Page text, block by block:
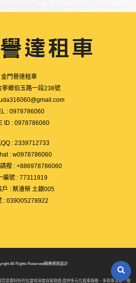
金門譽達租車
寧鄉伯玉路一段238號
: 0978786060
ID : 0978786060
: 2339712733
: w0978786060
撥 : +886978786060
編號 : 77311919
戶 : 蔡濬榮 土銀005
: 039005278922
All Rights Reserved蘋果網頁設計
好的在當地深度自駕旅遊,提供多元化租車服務，多款車況新、維護